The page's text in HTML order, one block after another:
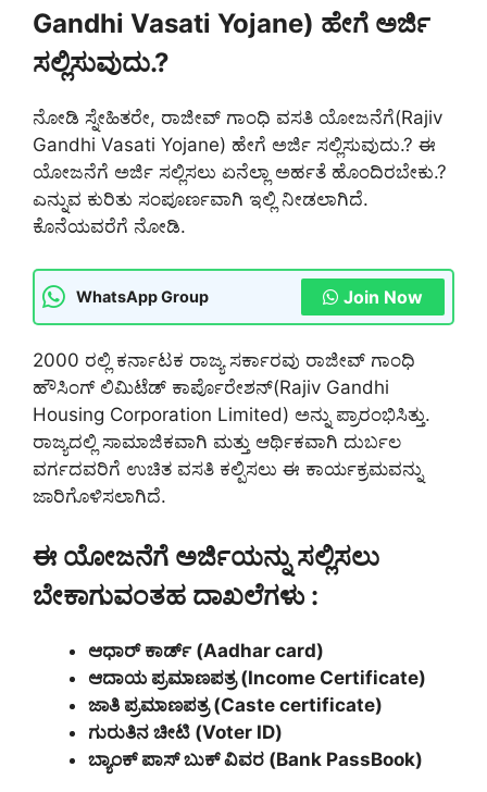
Gandhi Vasati Yojane) ಹೇಗೆ ಅರ್ಜಿ
ಸಲ್ಲಿಸುವುದು.?
ನೋಡಿ ಸ್ನೇಹಿತರೇ, ರಾಜೀವ್ ಗಾಂಧಿ ವಸತಿ ಯೋಜನೆಗೆ(Rajiv
Gandhi Vasati Yojane) ಹೇಗೆ ಅರ್ಜಿ ಸಲ್ಲಿಸುವುದು.? ಈ
ಯೋಜನೆಗೆ ಅರ್ಜಿ ಸಲ್ಲಿಸಲು ಏನೆಲ್ಲಾ ಅರ್ಹತೆ ಹೊಂದಿರಬೇಕು.?
ಎನ್ನುವ ಕುರಿತು ಸಂಪೂರ್ಣವಾಗಿ ಇಲ್ಲಿ ನೀಡಲಾಗಿದೆ.
ಕೊನೆಯವರೆಗೆ ನೋಡಿ.
WhatsApp Group Join Now
2000 ರಲ್ಲಿ ಕರ್ನಾಟಕ ರಾಜ್ಯ ಸರ್ಕಾರವು ರಾಜೀವ್ ಗಾಂಧಿ
ಹೌಸಿಂಗ್ ಲಿಮಿಟೆಡ್ ಕಾರ್ಪೊರೇಶನ್(Rajiv Gandhi
Housing Corporation Limited) ಅನ್ನು ಪ್ರಾರಂಭಿಸಿತ್ತು.
ರಾಜ್ಯದಲ್ಲಿ ಸಾಮಾಜಿಕವಾಗಿ ಮತ್ತು ಆರ್ಥಿಕವಾಗಿ ದುರ್ಬಲ
ವರ್ಗದವರಿಗೆ ಉಚಿತ ವಸತಿ ಕಲ್ಪಿಸಲು ಈ ಕಾರ್ಯಕ್ರಮವನ್ನು
ಜಾರಿಗೊಳಿಸಲಾಗಿದೆ.
ಈ ಯೋಜನೆಗೆ ಅರ್ಜಿಯನ್ನು ಸಲ್ಲಿಸಲು
ಬೇಕಾಗುವಂತಹ ದಾಖಲೆಗಳು :
ಆಧಾರ್ ಕಾರ್ಡ್ (Aadhar card)
ಆದಾಯ ಪ್ರಮಾಣಪತ್ರ (Income Certificate)
ಜಾತಿ ಪ್ರಮಾಣಪತ್ರ (Caste certificate)
ಗುರುತಿನ ಚೀಟಿ (Voter ID)
ಬ್ಯಾಂಕ್ ಪಾಸ್ ಬುಕ್ ವಿವರ (Bank PassBook)